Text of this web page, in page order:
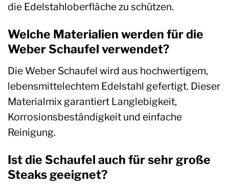
die Edelstahloberfläche zu schützen.
Welche Materialien werden für die
Weber Schaufel verwendet?
Die Weber Schaufel wird aus hochwertigem,
lebensmittelechtem Edelstahl gefertigt. Dieser
Materialmix garantiert Langlebigkeit,
Korrosionsbeständigkeit und einfache
Reinigung.
Ist die Schaufel auch für sehr große
Steaks geeignet?